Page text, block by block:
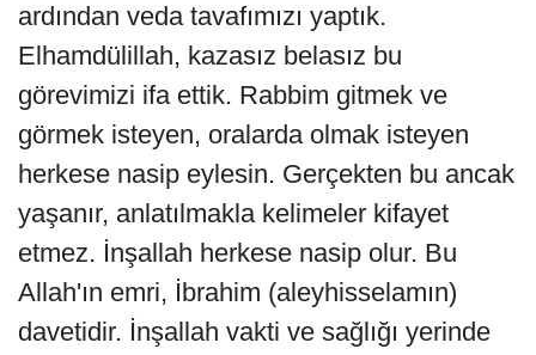
ardından veda tavafımızı yaptık.
Elhamdülillah, kazasız belasız bu
görevimizi ifa ettik. Rabbim gitmek ve
görmek isteyen, oralarda olmak isteyen
herkese nasip eylesin. Gerçekten bu ancak
yaşanır, anlatılmakla kelimeler kifayet
etmez. İnşallah herkese nasip olur. Bu
Allah'ın emri, İbrahim (aleyhisselamın)
davetidir. İnşallah vakti ve sağlığı yerinde